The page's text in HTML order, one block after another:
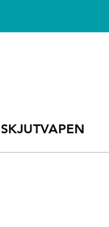
SKJUTVAPEN